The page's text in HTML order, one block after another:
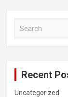
Recent
Uncategorized